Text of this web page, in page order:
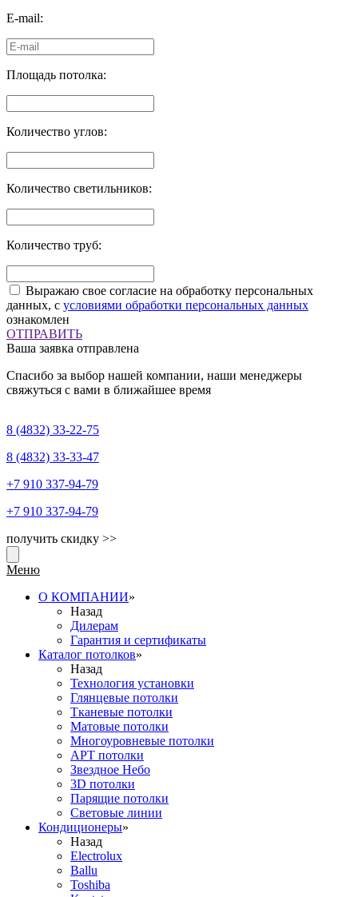
E-mail:
Площадь потолка:
Количество углов:
Количество светильников:
Количество труб:
Выражаю свое согласие на обработку персональных
данных, с условиями обработки персональных данных
ознакомлен
ОТПРАВИТЬ
Ваша заявка отправлена
Спасибо за выбор нашей компании, наши менеджеры
свяжуться с вами в ближайшее время
8 (4832) 33-22-75
8 (4832) 33-33-47
+7 910 337-94-79
+7 910 337-94-79
получить скидку >>
Меню
О КОМПАНИИ»
Назад
Дилерам
Гарантия и сертификаты
Каталог потолков»
Назад
Технология установки
Глянцевые потолки
Тканевые потолки
Матовые потолки
Многоуровневые потолки
АРТ потолки
Звездное Небо
3D потолки
Парящие потолки
Световые линии
Кондиционеры»
Назад
Electrolux
Ballu
Toshiba